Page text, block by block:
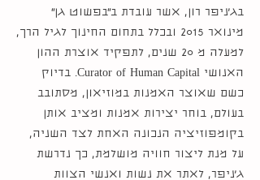
בג׳ניפר רון, אשר עובדת ב״בפשוט גן״
מינואר 2015 ובכלל בתחום החינוך לגיל הרך,
למעלה מ 20 שנים, לתפקיד אוצרת ההון
האנושי Curator of Human Capital. בדיוק
כשם שאוצר האמנות במוזיאון, מסתובב
בעולם, בוחר יצירות אמנות ומציב אותן
בקומפוזיציה הנכונה האחת לצד השניה,
על מנת ליצור חוויה מושלמת, כך נדרשת
ג׳ניפר, לאתר את נשות ואנשי הצוות